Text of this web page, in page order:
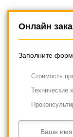
Онлайн
Заполните
Cтоимость
Технические
Ваше